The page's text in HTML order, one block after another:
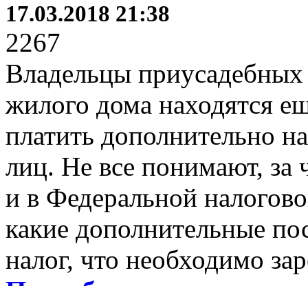
17.03.2018 21:38
2267
Владельцы
жилого дома находятся
платить дополнительно
лиц. Не все понимают, за
и в Федеральной
какие дополнительные
налог, что необходимо